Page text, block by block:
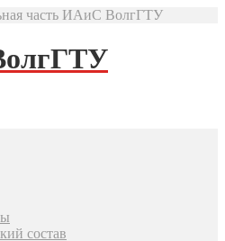
часть ИАиС ВолгГТУ
состав